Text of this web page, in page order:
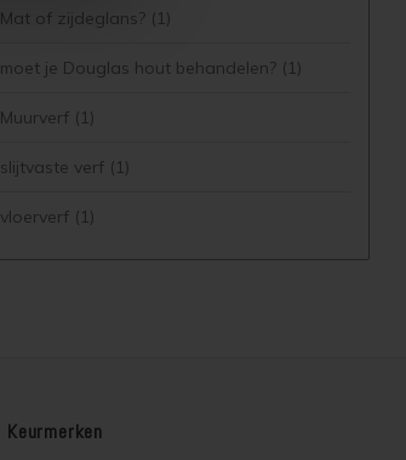
Mat of zijdeglans? (1)
moet je Douglas hout behandelen? (1)
Muurverf (1)
slijtvaste verf (1)
vloerverf (1)
Keurmerken